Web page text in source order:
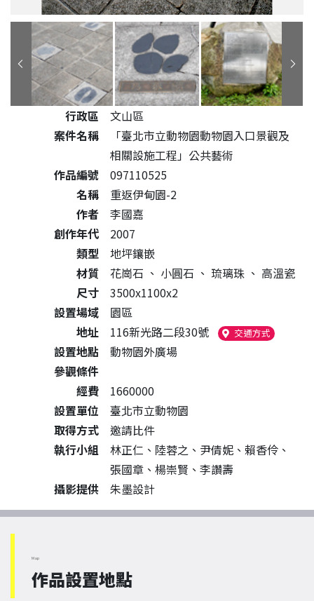
公共藝術作品詳細資料
行政區
文山區
案件名稱
「臺北市立動物園動物園入口景觀及
相關設施工程」公共藝術
作品編號
097110525
名稱
重返伊甸園-2
作者
李國嘉
創作年代
2007
類型
地坪鑲嵌
材質
花崗石 、 小圓石 、 琉璃珠 、 高溫瓷
尺寸
3500x1100x2
設置場域
園區
地址
116新光路二段30號 交通方式（另開新
設置地點
動物園外廣場
參觀條件
經費
1660000
設置單位
臺北市立動物園
取得方式
邀請比件
執行小組
林正仁、陸蓉之、尹倩妮、賴香伶、
張國章、楊崇賢、李讚壽
攝影提供
朱墨設計
Map
作品設置地點